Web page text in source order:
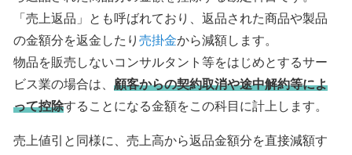
「売上返品」とも呼ばれており、返品された商品や製品
の金額分を返金したり 売掛金から減額します。
物品を販売しないコンサルタント等をはじめとするサー
ビス業の場合は、 顧客からの契約取消や途中解約等によ
って控除することになる金額をこの科目に計上します。
売上値引と同様に、売上高から返品金額分を直接減額す